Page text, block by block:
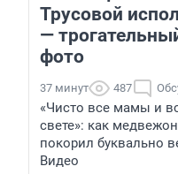
Трусовой
—
фото
37 минут 487
«Чисто все мамы и
свете»: как
покорил буквально
Видео